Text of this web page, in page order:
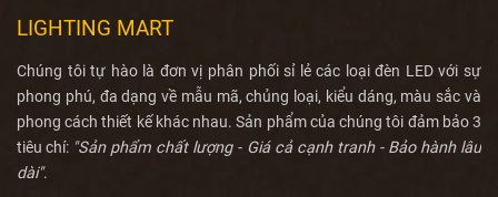
LIGHTING MART
Chúng tôi tự hào là đơn vị phân phối sỉ lẻ các loại đèn LED với sự
phong phú, đa dạng về mẫu mã, chủng loại, kiểu dáng, màu sắc và
phong cách thiết kế khác nhau. Sản phẩm của chúng tôi đảm bảo 3
tiêu chí: "Sản phẩm chất lượng - Giá cả cạnh tranh - Bảo hành lâu
dài".